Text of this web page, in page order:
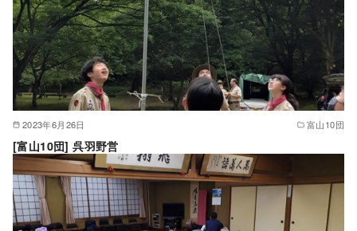
2023年6月26日 富山10団
[富山10団] 呉羽野営